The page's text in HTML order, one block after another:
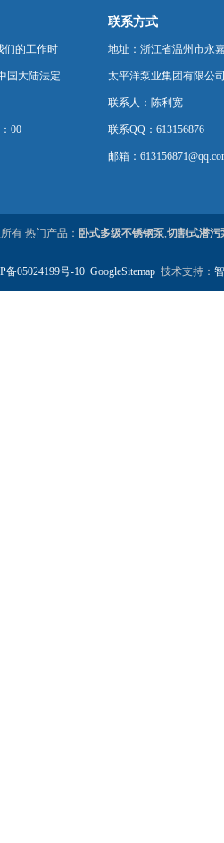
其主机部分是...
们的工作时
国大陆法定
00
联系方式
地址：浙江省温州市永
太平洋泵业集团有限公
联系人：陈利宽
联系QQ：613156876
邮箱：
有 热门产品： 卧式多级不锈钢泵,切割式潜污
备05024199号-10 GoogleSitemap 技术支持：